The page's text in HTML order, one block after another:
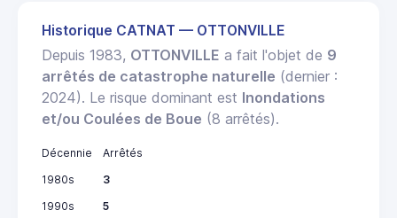
Historique CATNAT — OTTONVILLE
Depuis 1983, OTTONVILLE a fait l'objet de 9
arrêtés de catastrophe naturelle (dernier :
2024). Le risque dominant est Inondations
et/ou Coulées de Boue (8 arrêtés).
Décennie
Arrêtés
1980s
3
1990s
5